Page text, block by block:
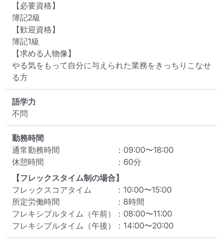
【必要資格】
簿記2級
【歓迎資格】
簿記1級
【求める人物像】
やる気をもって自分に与えられた業務をきっちりこなせ
る方
語学力
不問
勤務時間
通常勤務時間
： 09:00〜18:00
休憩時間
： 60分
【フレックスタイム制の場合】
フレックスコアタイム
： 10:00〜15:00
所定労働時間
： 8時間
フレキシブルタイム（午前）
： 08:00〜11:00
フレキシブルタイム（午後）
： 14:00〜20:00